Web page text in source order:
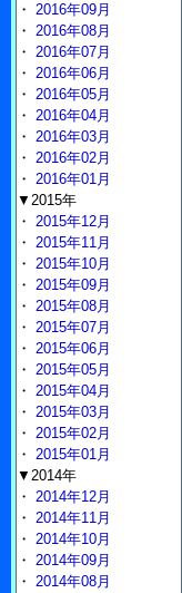
・ 2016年09月
・ 2016年08月
・ 2016年07月
・ 2016年06月
・ 2016年05月
・ 2016年04月
・ 2016年03月
・ 2016年02月
・ 2016年01月
▼2015年
・ 2015年12月
・ 2015年11月
・ 2015年10月
・ 2015年09月
・ 2015年08月
・ 2015年07月
・ 2015年06月
・ 2015年05月
・ 2015年04月
・ 2015年03月
・ 2015年02月
・ 2015年01月
▼2014年
・ 2014年12月
・ 2014年11月
・ 2014年10月
・ 2014年09月
・ 2014年08月